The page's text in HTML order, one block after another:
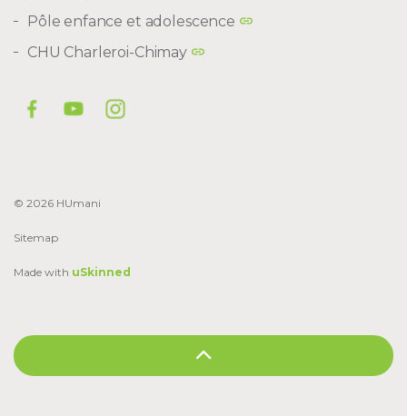
Pôle enfance et adolescence
CHU Charleroi-Chimay
© 2026 HUmani
Sitemap
Made with uSkinned